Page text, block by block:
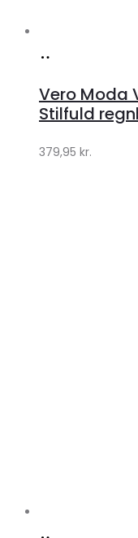
Vero Moda
Stilfuld
379,95 kr.